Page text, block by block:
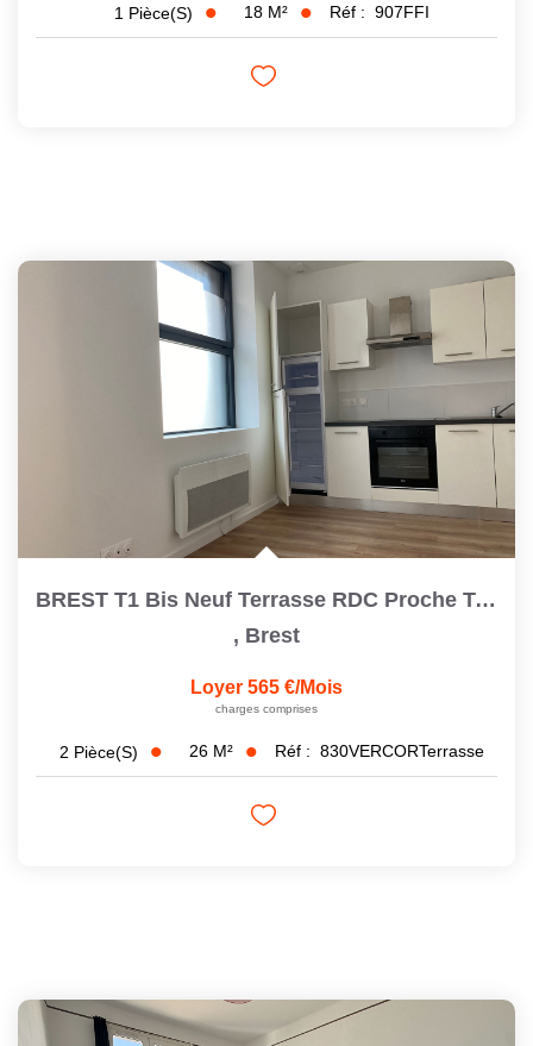
1 Pièce(s) 18 M² Réf : 907FFI
BREST T1 Bis Neuf Terrasse RDC Proche Toutes Commodités
, Brest
Loyer 565 €/mois
charges comprises
2 Pièce(s) 26 M² Réf : 830VERCORTerrasse